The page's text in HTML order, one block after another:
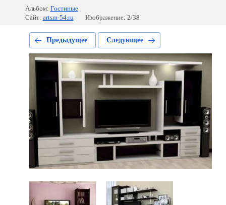
Альбом: Гостиные
Сайт: artsm-54.ru Изображение: 2/38
Предыдущее Следующее